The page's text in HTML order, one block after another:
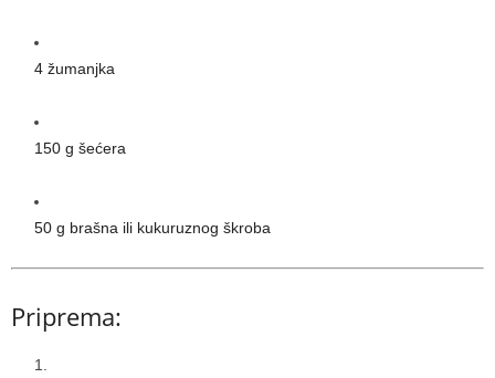
4 žumanjka
150 g šećera
50 g brašna ili kukuruznog škroba
Priprema: